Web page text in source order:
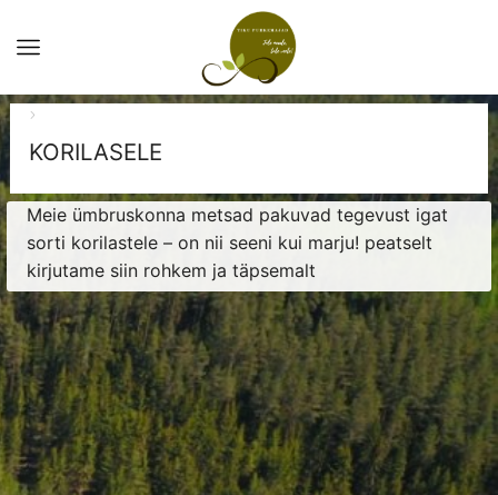
KORILASELE
Meie ümbruskonna metsad pakuvad tegevust igat
sorti korilastele – on nii seeni kui marju! peatselt
kirjutame siin rohkem ja täpsemalt